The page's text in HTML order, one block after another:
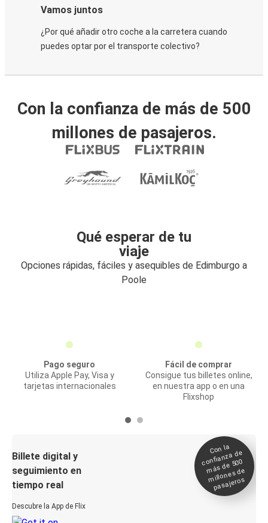
Vamos juntos
¿Por qué añadir otro coche a la carretera cuando
puedes optar por el transporte colectivo?
Con la confianza de más de 500
millones de pasajeros.
Qué esperar de tu
viaje
Opciones rápidas, fáciles y asequibles de Edimburgo a
Poole
Pago seguro
Utiliza Apple Pay, Visa y
tarjetas internacionales
Fácil de comprar
Consigue tus billetes online,
en nuestra app o en una
Flixshop
Billete digital y
seguimiento en
tiempo real
Descubre la App de Flix
Con la
confianza de
más de 500
millones de
pasajeros